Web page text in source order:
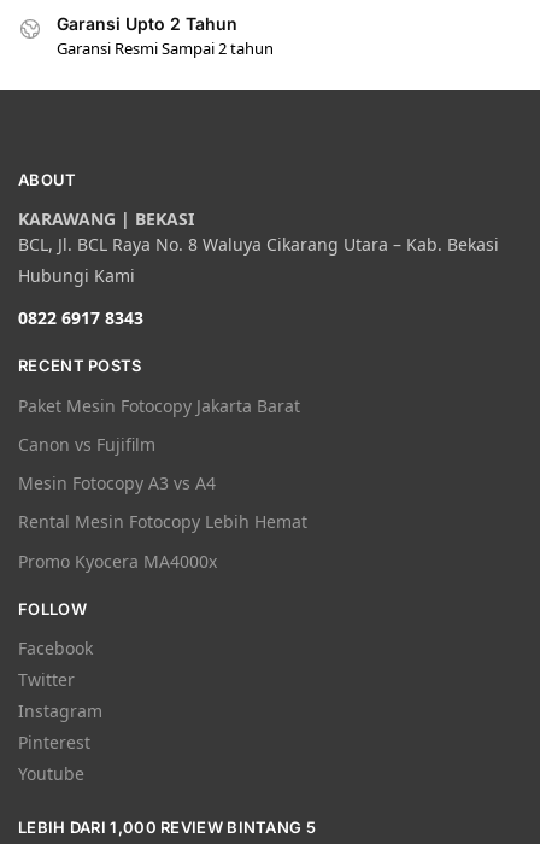
Garansi Upto 2 Tahun
Garansi Resmi Sampai 2 tahun
ABOUT
KARAWANG | BEKASI
BCL, Jl. BCL Raya No. 8 Waluya Cikarang Utara – Kab. Bekasi
Hubungi Kami
0822 6917 8343
RECENT POSTS
Paket Mesin Fotocopy Jakarta Barat
Canon vs Fujifilm
Mesin Fotocopy A3 vs A4
Rental Mesin Fotocopy Lebih Hemat
Promo Kyocera MA4000x
FOLLOW
Facebook
Twitter
Instagram
Pinterest
Youtube
LEBIH DARI 1,000 REVIEW BINTANG 5